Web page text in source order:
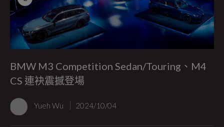
BMW M3 Competition Sedan/Touring、M4
CS 連袂震撼登場
Yueh Wu 2024/10/04